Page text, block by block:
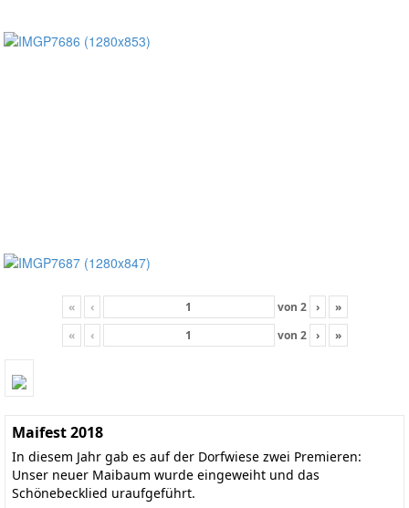
« ‹ von 2 ›
»
«
‹ von 2 › »
Maifest 2018
In diesem Jahr gab es auf der Dorfwiese zwei Premieren:
Unser neuer Maibaum wurde eingeweiht und das
Schönebecklied uraufgeführt.